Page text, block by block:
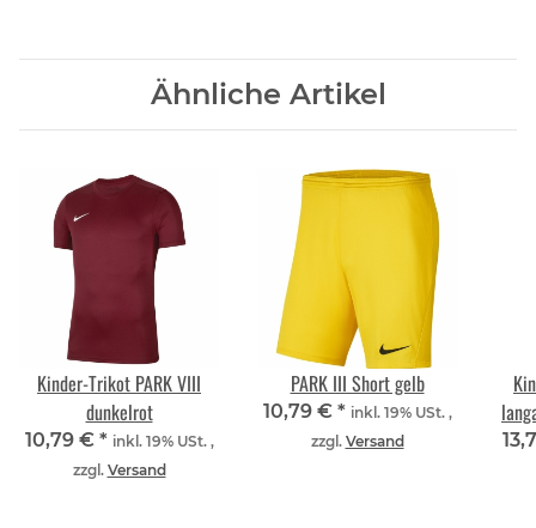
Ähnliche Artikel
Kinder-Trikot PARK VIII
dunkelrot
10,79 € * inkl. 19% USt. ,
zzgl. Versand
PARK III Short gelb
10,79 € * inkl. 19% USt. ,
zzgl. Versand